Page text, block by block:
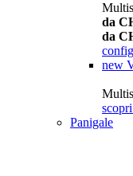
da
da
new
Panigale